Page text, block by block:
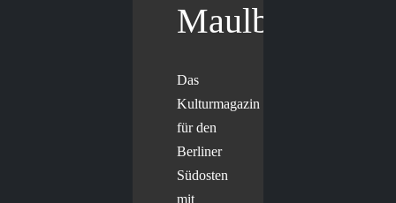
Maulbär
Das
Kulturmagazin
für den
Berliner
Südosten
mit